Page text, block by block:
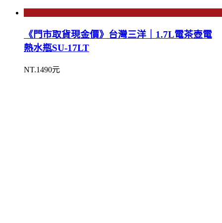
《門市取貨現金價》台灣三洋｜1.7L電茶壺電
熱水瓶SU-17LT
NT.1490元